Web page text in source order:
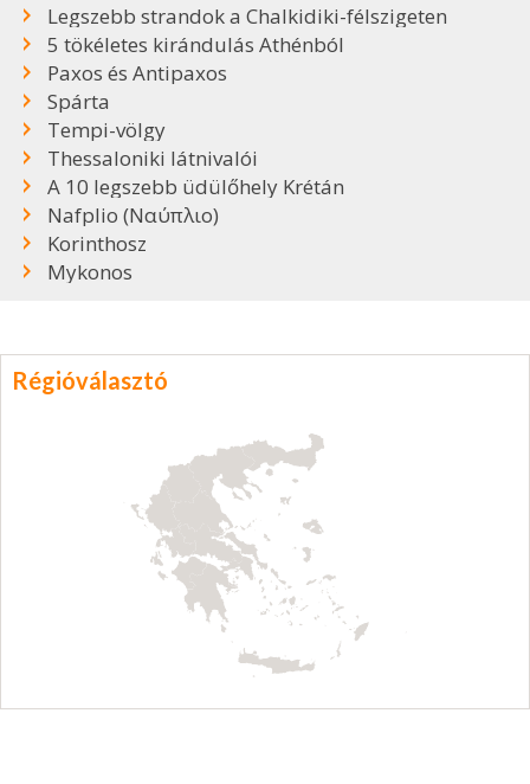
Legszebb strandok a Chalkidiki-félszigeten
5 tökéletes kirándulás Athénból
Paxos és Antipaxos
Spárta
Tempi-völgy
Thessaloniki látnivalói
A 10 legszebb üdülőhely Krétán
Nafplio (Ναύπλιο)
Korinthosz
Mykonos
Régióválasztó